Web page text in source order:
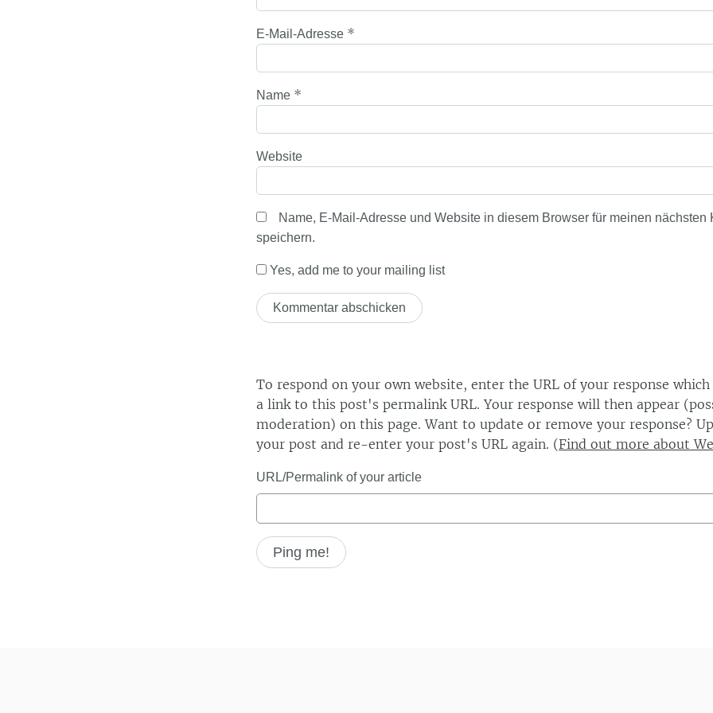
E-Mail-Adresse *
Name *
Website
Name, E-Mail-Adresse und Website in diesem Browser für meinen nächsten
speichern.
Yes, add me to your mailing list
To respond on your own website, enter the URL of your response
a link to this post's permalink URL. Your response will then appear
moderation) on this page. Want to update or remove your response?
your post and re-enter your post's URL again. (Find out more about
URL/Permalink of your article